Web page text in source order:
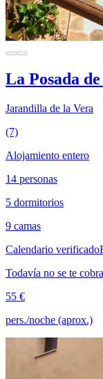
La Posada
Jarandilla de la Vera
(7)
Alojamiento entero
14 personas
5 dormitorios
9 camas
Calendario verificado
Todavía no se te
55 €
pers./noche (aprox.)